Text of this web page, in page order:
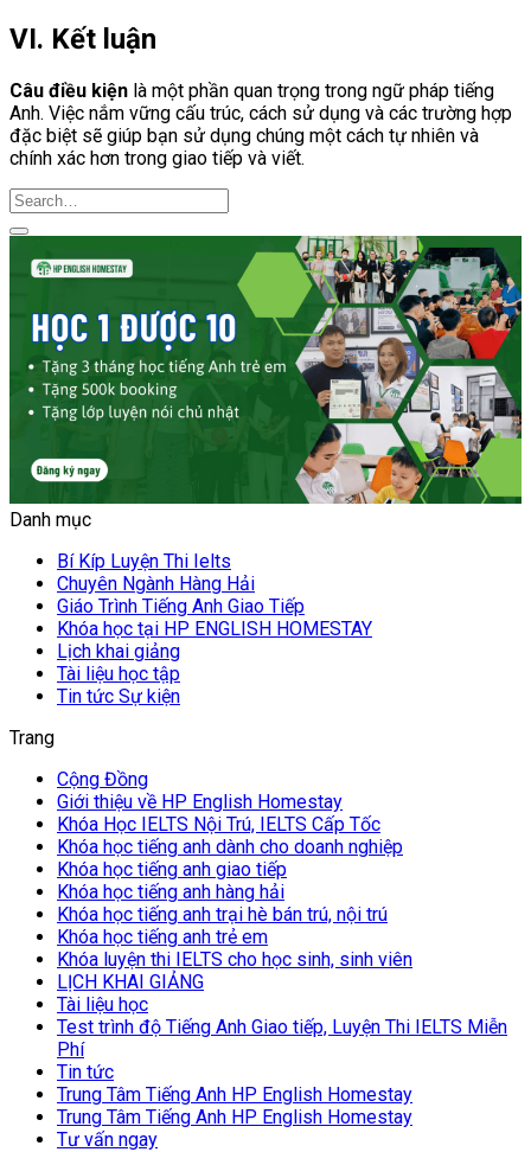
VI. Kết luận
Câu điều kiện là một phần quan trọng trong ngữ pháp tiếng
Anh. Việc nắm vững cấu trúc, cách sử dụng và các trường hợp
đặc biệt sẽ giúp bạn sử dụng chúng một cách tự nhiên và
chính xác hơn trong giao tiếp và viết.
Danh mục
Bí Kíp Luyện Thi Ielts
Chuyên Ngành Hàng Hải
Giáo Trình Tiếng Anh Giao Tiếp
Khóa học tại HP ENGLISH HOMESTAY
Lịch khai giảng
Tài liệu học tập
Tin tức Sự kiện
Trang
Cộng Đồng
Giới thiệu về HP English Homestay
Khóa Học IELTS Nội Trú, IELTS Cấp Tốc
Khóa học tiếng anh dành cho doanh nghiệp
Khóa học tiếng anh giao tiếp
Khóa học tiếng anh hàng hải
Khóa học tiếng anh trại hè bán trú, nội trú
Khóa học tiếng anh trẻ em
Khóa luyện thi IELTS cho học sinh, sinh viên
LỊCH KHAI GIẢNG
Tài liệu học
Test trình độ Tiếng Anh Giao tiếp, Luyện Thi IELTS Miễn
Phí
Tin tức
Trung Tâm Tiếng Anh HP English Homestay
Trung Tâm Tiếng Anh HP English Homestay
Tư vấn ngay